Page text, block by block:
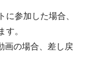
参加した場合、
。
画の場合、差し戻